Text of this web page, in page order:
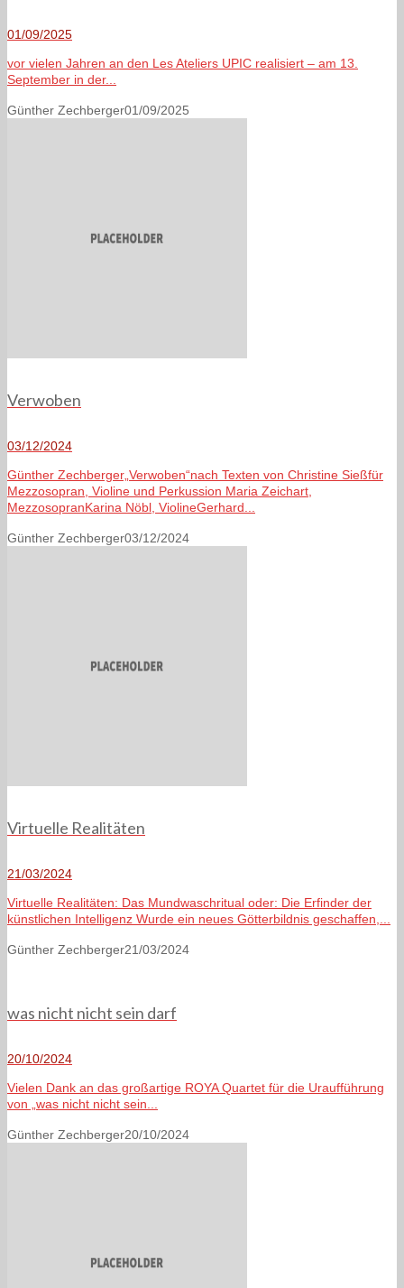
01/09/2025
vor vielen Jahren an den Les Ateliers UPIC realisiert – am 13.
September in der...
Günther Zechberger01/09/2025
Verwoben
03/12/2024
Günther Zechberger„Verwoben“nach Texten von Christine Sießfür
Mezzosopran, Violine und Perkussion Maria Zeichart,
MezzosopranKarina Nöbl, ViolineGerhard...
Günther Zechberger03/12/2024
Virtuelle Realitäten
21/03/2024
Virtuelle Realitäten: Das Mundwaschritual oder: Die Erfinder der
künstlichen Intelligenz Wurde ein neues Götterbildnis geschaffen,...
Günther Zechberger21/03/2024
was nicht nicht sein darf
20/10/2024
Vielen Dank an das großartige ROYA Quartet für die Uraufführung
von „was nicht nicht sein...
Günther Zechberger20/10/2024